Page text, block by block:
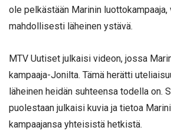
ole pelkästään Marinin luottokampaaja,
mahdollisesti läheinen ystävä.
MTV Uutiset julkaisi videon, jossa
kampaaja-Jonilta. Tämä herätti
läheinen heidän suhteensa todella on.
puolestaan julkaisi kuvia ja tietoa
kampaajansa yhteisistä hetkistä.